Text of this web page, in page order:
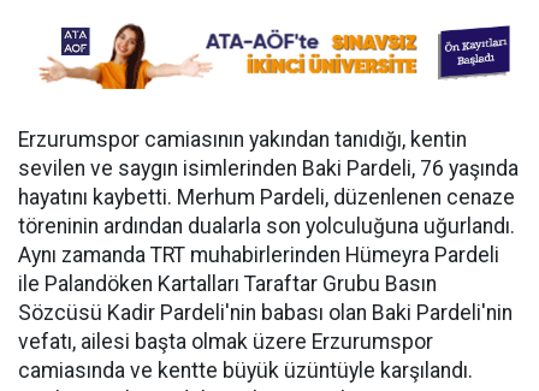
Erzurumspor camiasının yakından tanıdığı, kentin
sevilen ve saygın isimlerinden Baki Pardeli, 76 yaşında
hayatını kaybetti. Merhum Pardeli, düzenlenen cenaze
töreninin ardından dualarla son yolculuğuna uğurlandı.
Aynı zamanda TRT muhabirlerinden Hümeyra Pardeli
ile Palandöken Kartalları Taraftar Grubu Basın
Sözcüsü Kadir Pardeli'nin babası olan Baki Pardeli'nin
vefatı, ailesi başta olmak üzere Erzurumspor
camiasında ve kentte büyük üzüntüyle karşılandı.